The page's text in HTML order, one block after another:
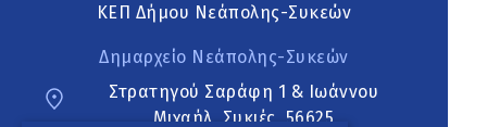
ΚΕΠ Δήμου Νεάπολης-Συκεών
Δημαρχείο Νεάπολης-Συκεών
Στρατηγού Σαράφη 1 & Ιωάννου
Μιχαήλ, Συκιές, 56625